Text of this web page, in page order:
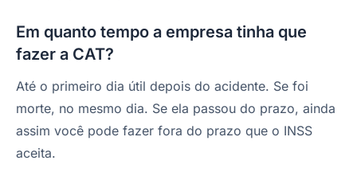
Em quanto tempo a empresa tinha que
fazer a CAT?
Até o primeiro dia útil depois do acidente. Se foi
morte, no mesmo dia. Se ela passou do prazo, ainda
assim você pode fazer fora do prazo que o INSS
aceita.